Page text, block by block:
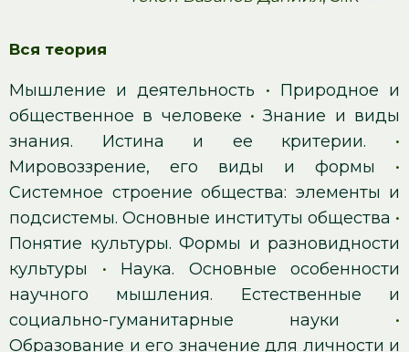
Вся теория
Мышление и деятельность • Природное и
общественное в человеке •Знание и виды
знания. Истина и ее критерии. •
Мировоззрение, его виды и формы •
Системное строение общества: элементы и
подсистемы. Основные институты общества •
Понятие культуры. Формы и разновидности
культуры • Наука. Основные особенности
научного мышления. Естественные и
социально-гуманитарные науки •
Образование и его значение для личности и